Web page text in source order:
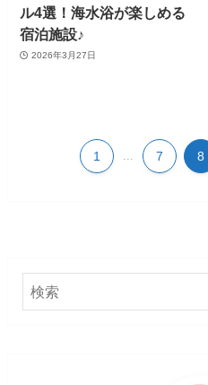
ル4選！海水浴が楽しめる
宿泊施設♪
2026年3月27日
1 ... 7 8